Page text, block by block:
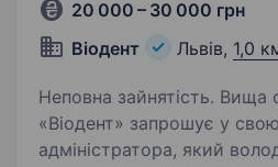
20 000 – 30 000 грн
Віодент
Львів, 1,0
Неповна зайнятість. Вища освіта.
«Віодент» запрошує у
адміністратора, який